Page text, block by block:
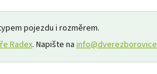
pojezdu i rozměrem.
Radex. Napište na